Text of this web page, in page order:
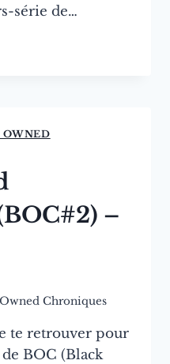
série de…
OWNED
–
Chroniques
te retrouver pour
BOC (Black